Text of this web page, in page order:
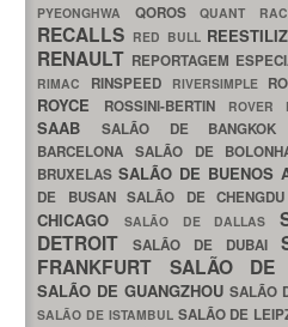
PYEONGHWA QOROS QUANT
RECALLS RED BULL
RENAULT REPORTAGEM
RIMAC RINSPEED RIVERSIMPLE
ROYCE
ROSSINI-BERTIN ROVER
SAAB SALÃO DE
BARCELONA SALÃO DE
BRUXELAS SALÃO DE BUENOS
DE BUSAN SALÃO DE CHENGDU
CHICAGO
SALÃO DE DALLAS
DETROIT
SALÃO DE DUBAI
FRANKFURT SALÃO DE
SALÃO DE GUANGZHOU SALÃO
SALÃO DE ISTAMBUL SALÃO DE